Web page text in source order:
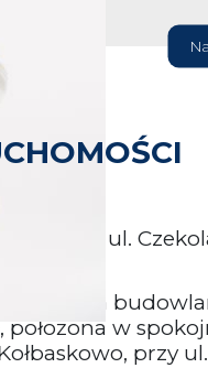
– Bobolin, ul.
działka
w
przy